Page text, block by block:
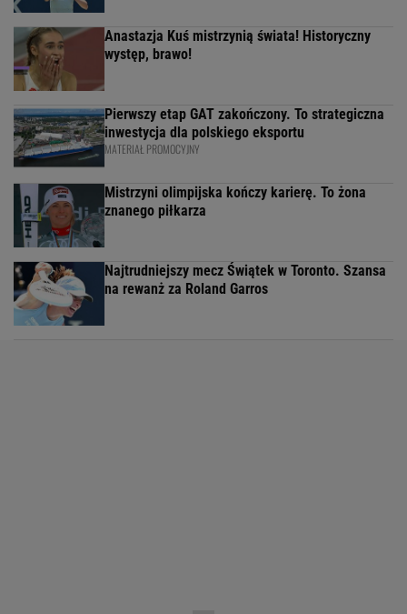
Anastazja Kuś mistrzynią świata! Historyczny
występ, brawo!
Pierwszy etap GAT zakończony. To strategiczna
inwestycja dla polskiego eksportu
MATERIAŁ PROMOCYJNY
Mistrzyni olimpijska kończy karierę. To żona
znanego piłkarza
Najtrudniejszy mecz Świątek w Toronto. Szansa
na rewanż za Roland Garros